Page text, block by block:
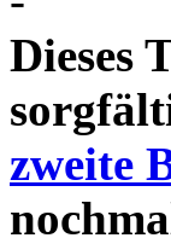
Dieses
zweite